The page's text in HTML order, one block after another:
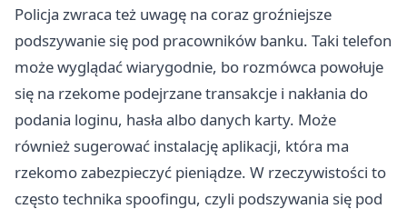
Policja zwraca też uwagę na coraz groźniejsze
podszywanie się pod pracowników banku. Taki telefon
może wyglądać wiarygodnie, bo rozmówca powołuje
się na rzekome podejrzane transakcje i nakłania do
podania loginu, hasła albo danych karty. Może
również sugerować instalację aplikacji, która ma
rzekomo zabezpieczyć pieniądze. W rzeczywistości to
często technika spoofingu, czyli podszywania się pod